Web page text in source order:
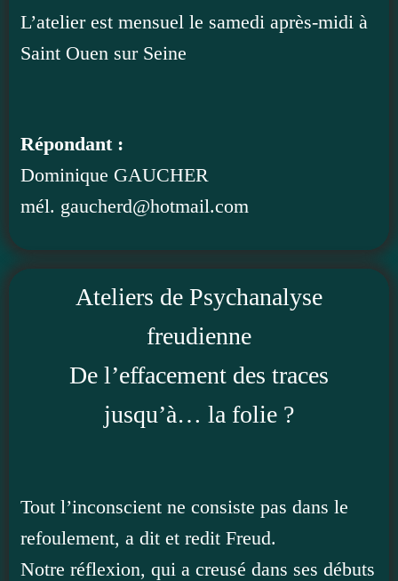
L’atelier est mensuel le samedi après-midi à
Saint Ouen sur Seine
Répondant :
Dominique GAUCHER
mél. gaucherd@hotmail.com
Ateliers de Psychanalyse
freudienne
De l’effacement des traces
jusqu’à… la folie ?
Tout l’inconscient ne consiste pas dans le
refoulement, a dit et redit Freud.
Notre réflexion, qui a creusé dans ses débuts